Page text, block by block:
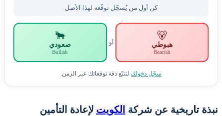
كن أول من يُسجّل توقّعه لهذا الأصل
🐻
هبوطي
Bearish
أو
🐂
صعودي
Bullish
سجّل دخولك لتتبّع دقة توقعاتك عبر الزمن.
نبذة تاريخية عن شركة الكويت لإعادة التأمين